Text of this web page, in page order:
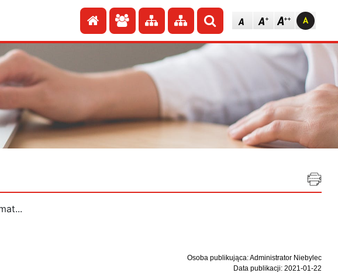
Przejdź do strony głównej
Przejdź do redakcji
Przejdź do mapy strony
Przejdź do mapy strony
Szukaj
Osoba publikująca: Administrator Niebylec
Data publikacji: 2021-01-22